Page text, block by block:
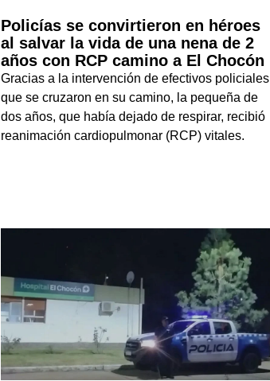
Policías se convirtieron en héroes
al salvar la vida de una nena de 2
años con RCP camino a El Chocón
Gracias a la intervención de efectivos policiales
que se cruzaron en su camino, la pequeña de
dos años, que había dejado de respirar, recibió
reanimación cardiopulmonar (RCP) vitales.